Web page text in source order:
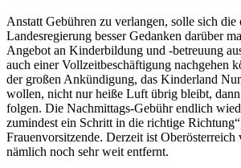
Anstatt Gebühren zu verlangen, solle sich die
Landesregierung besser Gedanken darüber
Angebot an Kinderbildung und -betreuung
auch einer Vollzeitbeschäftigung nachgehen
der großen Ankündigung, das Kinderland
wollen, nicht nur heiße Luft übrig bleibt, dann
folgen. Die Nachmittags-Gebühr endlich
zumindest ein Schritt in die richtige
Frauenvorsitzende. Derzeit ist
nämlich noch sehr weit entfernt.